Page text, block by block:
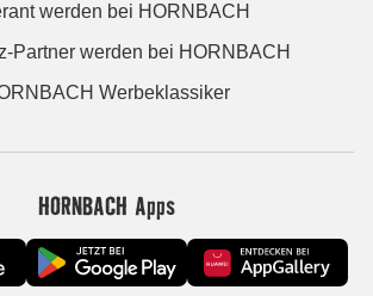
werden bei HORNBACH
Partner werden bei HORNBACH
Werbeklassiker
HORNBACH Apps